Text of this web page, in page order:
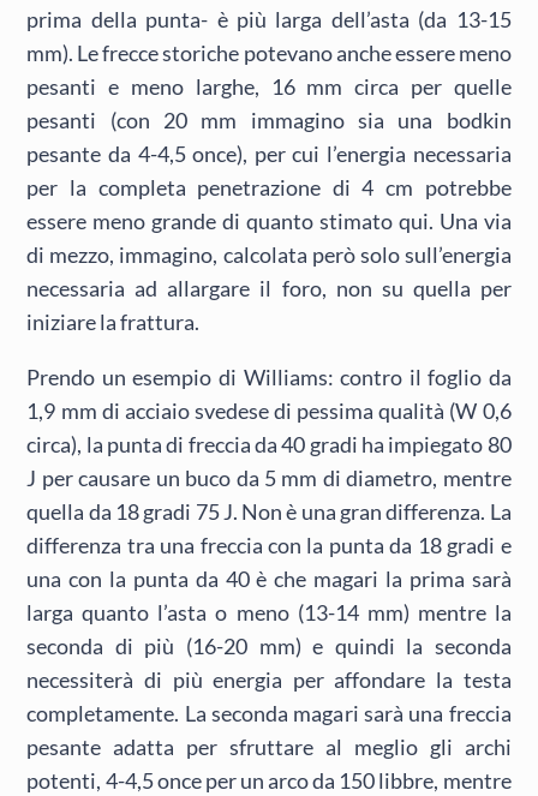
prima della punta- è più larga dell’asta (da 13-15
mm). Le frecce storiche potevano anche essere meno
pesanti e meno larghe, 16 mm circa per quelle
pesanti (con 20 mm immagino sia una bodkin
pesante da 4-4,5 once), per cui l’energia necessaria
per la completa penetrazione di 4 cm potrebbe
essere meno grande di quanto stimato qui. Una via
di mezzo, immagino, calcolata però solo sull’energia
necessaria ad allargare il foro, non su quella per
iniziare la frattura.
Prendo un esempio di Williams: contro il foglio da
1,9 mm di acciaio svedese di pessima qualità (W 0,6
circa), la punta di freccia da 40 gradi ha impiegato 80
J per causare un buco da 5 mm di diametro, mentre
quella da 18 gradi 75 J. Non è una gran differenza. La
differenza tra una freccia con la punta da 18 gradi e
una con la punta da 40 è che magari la prima sarà
larga quanto l’asta o meno (13-14 mm) mentre la
seconda di più (16-20 mm) e quindi la seconda
necessiterà di più energia per affondare la testa
completamente. La seconda magari sarà una freccia
pesante adatta per sfruttare al meglio gli archi
potenti, 4-4,5 once per un arco da 150 libbre, mentre